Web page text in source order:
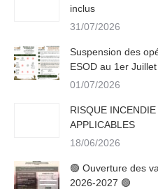
inclus
31/07/2026
Suspension des
ESOD au 1er
01/07/2026
RISQUE
APPLICABLES
18/06/2026
🟢 Ouverture des
2026-2027 🟢